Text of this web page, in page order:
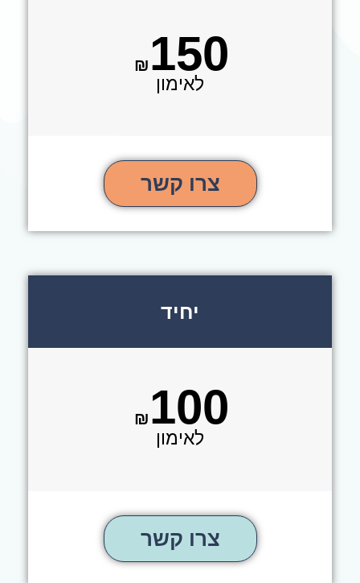
₪ 150
לאימון
צרו קשר
יחיד
₪ 100
לאימון
צרו קשר